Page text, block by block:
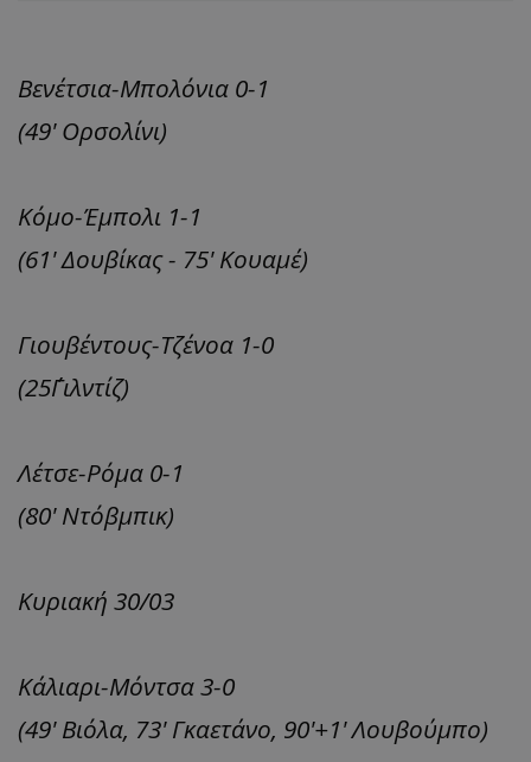
Βενέτσια-Μπολόνια 0-1
(49' Ορσολίνι)
Κόμο-Έμπολι 1-1
(61' Δουβίκας - 75' Κουαμέ)
Γιουβέντους-Τζένοα 1-0
(25΄Γιλντίζ)
Λέτσε-Ρόμα 0-1
(80' Ντόβμπικ)
Κυριακή 30/03
Κάλιαρι-Μόντσα 3-0
(49' Βιόλα, 73' Γκαετάνο, 90'+1' Λουβούμπο)